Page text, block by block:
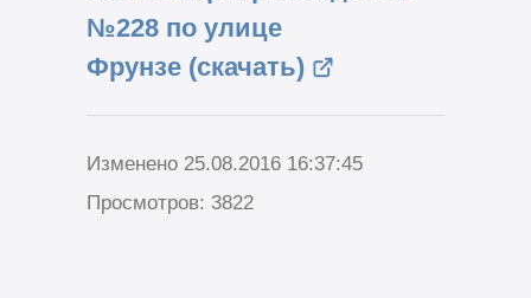
№228 по улице
Фрунзе (скачать)
Изменено 25.08.2016 16:37:45
Просмотров: 3822